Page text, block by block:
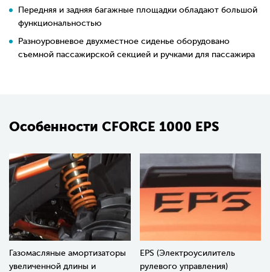
Передняя и задняя багажные площадки обладают большой
функциональностью
Разноуровневое двухместное сиденье оборудовано
съемной пассажирской секцией и ручками для пассажира
Особенности СFORCE 1000 EPS
Газомасляные амортизаторы
увеличенной длины и
EPS (Электроусилитель
рулевого управления)